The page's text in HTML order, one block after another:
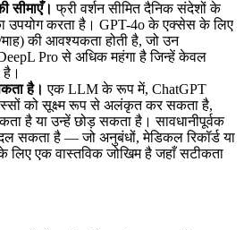
सीमाएँ। फ्री वर्शन सीमित दैनिक संदेशों के
उपयोग करता है। GPT-4o के एक्सेस के लिए
की आवश्यकता होती है, जो उन
Pro से अधिक महंगा है जिन्हें केवल
है। एक LLM के रूप में, ChatGPT
को सूक्ष्म रूप से अलंकृत कर सकता है,
है या उन्हें छोड़ सकता है। सावधानीपूर्वक
सकता है — जो अनुबंधों, मेडिकल रिकॉर्ड या
लिए एक वास्तविक जोखिम है जहाँ सटीकता